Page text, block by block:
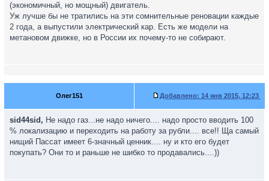
(экономичный, но мощный) двигатель.
Уж лучше бы не тратились на эти сомнительные реновации каждые
2 года, а выпустили электрический кар. Есть же модели на
метановом движке, но в России их почему-то не собирают.
Олег151 Добавлено: 14 янв 2015, 12:23
sid44sid, Не надо газ...не надо ничего.... надо просто вводить 100
% локализацию и переходить на работу за рубли.... все!! Ща самый
нищий Пассат имеет 6-значный ценник.... ну и кто его будет
покупать? Они то и раньше не шибко то продавались....))